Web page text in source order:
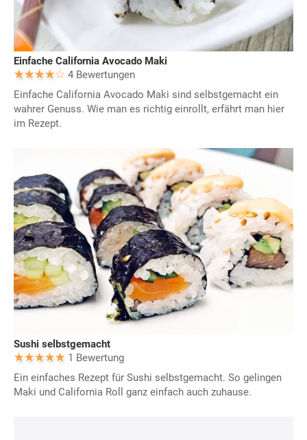
Einfache California Avocado Maki
4 Bewertungen
Einfache California Avocado Maki sind selbstgemacht ein
wahrer Genuss. Wie man es richtig einrollt, erfährt man hier
im Rezept.
Sushi selbstgemacht
1 Bewertung
Ein einfaches Rezept für Sushi selbstgemacht. So gelingen
Maki und California Roll ganz einfach auch zuhause.